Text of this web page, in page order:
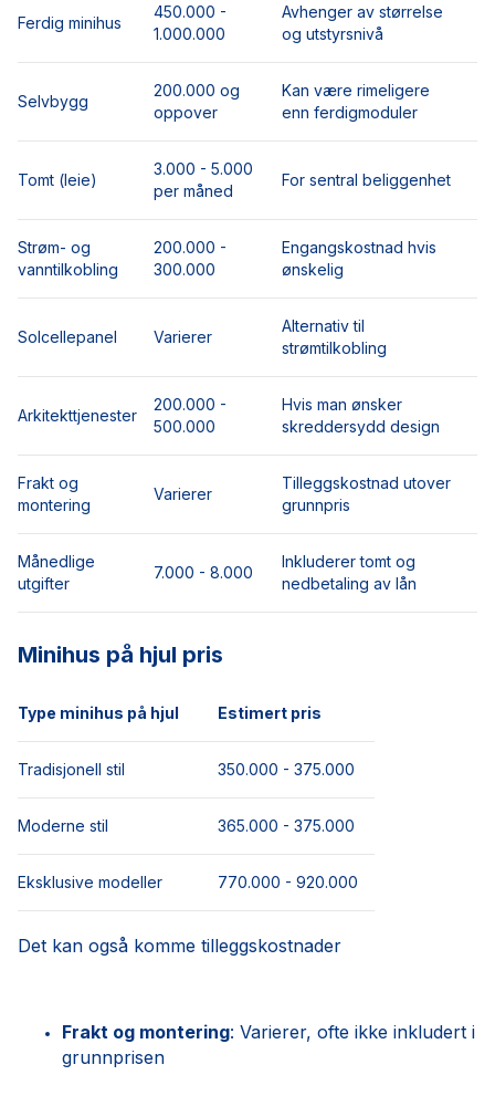
Ferdig minihus
450.000 -
1.000.000
Avhenger av størrelse
og utstyrsnivå
Selvbygg
200.000 og
oppover
Kan være rimeligere
enn ferdigmoduler
Tomt (leie)
3.000 - 5.000
per måned
For sentral beliggenhet
Strøm- og
vanntilkobling
200.000 -
300.000
Engangskostnad hvis
ønskelig
Solcellepanel Varierer
Alternativ til
strømtilkobling
Arkitekttjenester
200.000 -
500.000
Hvis man ønsker
skreddersydd design
Frakt og
montering
Varierer
Tilleggskostnad utover
grunnpris
Månedlige
utgifter
7.000 - 8.000
Inkluderer tomt og
nedbetaling av lån
Minihus på hjul pris
Type minihus på hjul Estimert pris
Tradisjonell stil 350.000 - 375.000
Moderne stil 365.000 - 375.000
Eksklusive modeller 770.000 - 920.000
Det kan også komme tilleggskostnader
Frakt og montering: Varierer, ofte ikke inkludert i
grunnprisen